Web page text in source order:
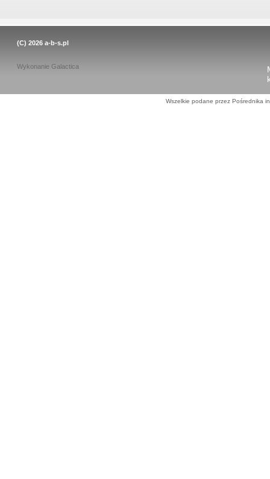
(C) 2026 a-b-s.pl
Wykonanie Galactica
Wszelkie podane przez Pośrednika